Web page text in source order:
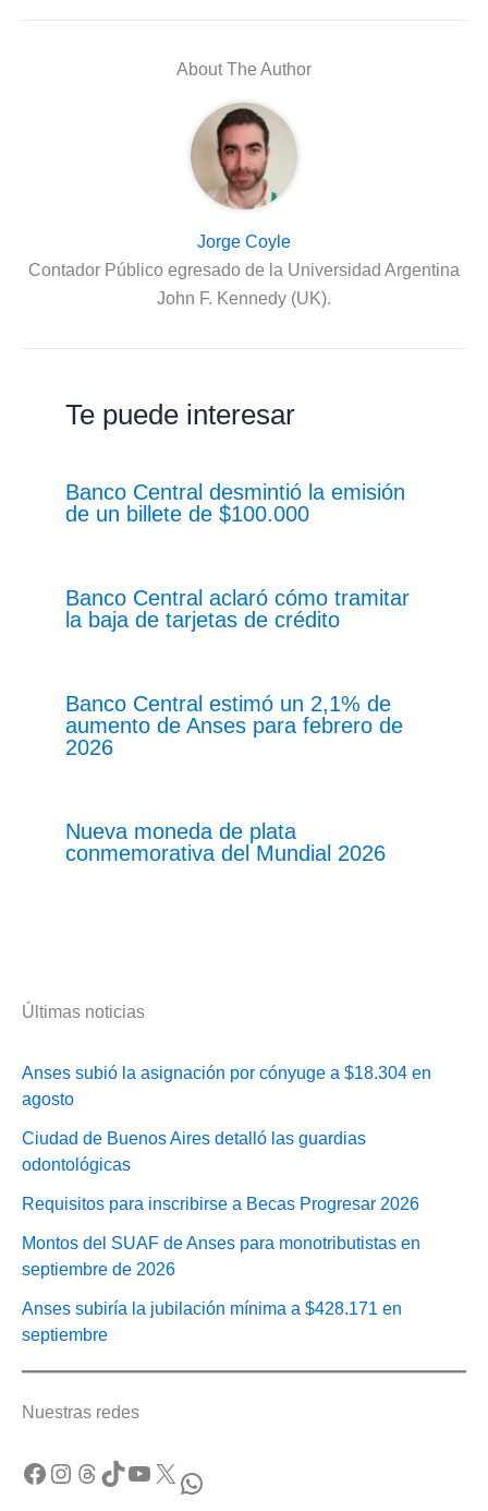
About The Author
Jorge Coyle
Contador Público egresado de la Universidad Argentina
John F. Kennedy (UK).
Te puede interesar
Banco Central desmintió la emisión
de un billete de $100.000
Banco Central aclaró cómo tramitar
la baja de tarjetas de crédito
Banco Central estimó un 2,1% de
aumento de Anses para febrero de
2026
Nueva moneda de plata
conmemorativa del Mundial 2026
Últimas noticias
Anses subió la asignación por cónyuge a $18.304 en
agosto
Ciudad de Buenos Aires detalló las guardias
odontológicas
Requisitos para inscribirse a Becas Progresar 2026
Montos del SUAF de Anses para monotributistas en
septiembre de 2026
Anses subiría la jubilación mínima a $428.171 en
septiembre
Nuestras redes
Facebook Instagram Threads TikTok YouTube X WhatsApp